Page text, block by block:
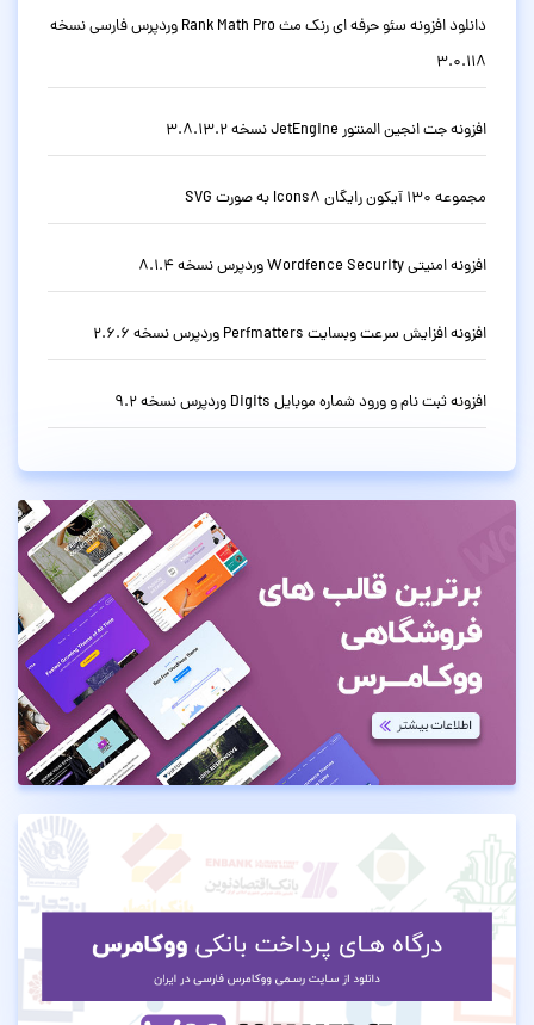
دانلود افزونه سئو حرفه ای رنک مث Rank Math Pro وردپرس فارسی نسخه
3.0.118
افزونه جت انجین المنتور JetEngine نسخه 3.8.13.2
مجموعه 130 آیکون رایگان Icons8 به صورت SVG
افزونه امنیتی Wordfence Security وردپرس نسخه 8.1.4
افزونه افزایش سرعت وبسایت Perfmatters وردپرس نسخه 2.6.6
افزونه ثبت نام و ورود شماره موبایل Digits وردپرس نسخه 9.2